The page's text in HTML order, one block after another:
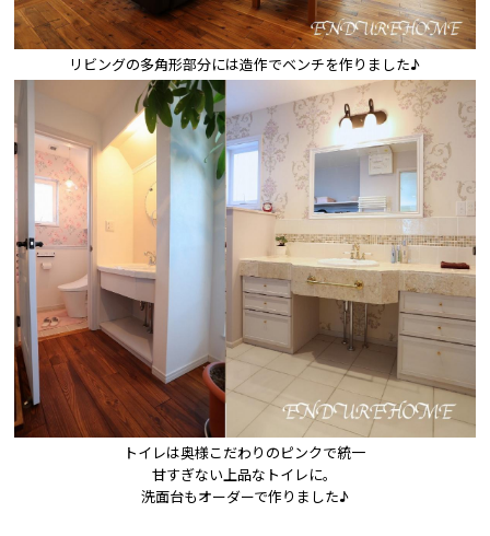
リビングの多角形部分には造作でベンチを作りました♪
トイレは奥様こだわりのピンクで統一
甘すぎない上品なトイレに。
洗面台もオーダーで作りました♪